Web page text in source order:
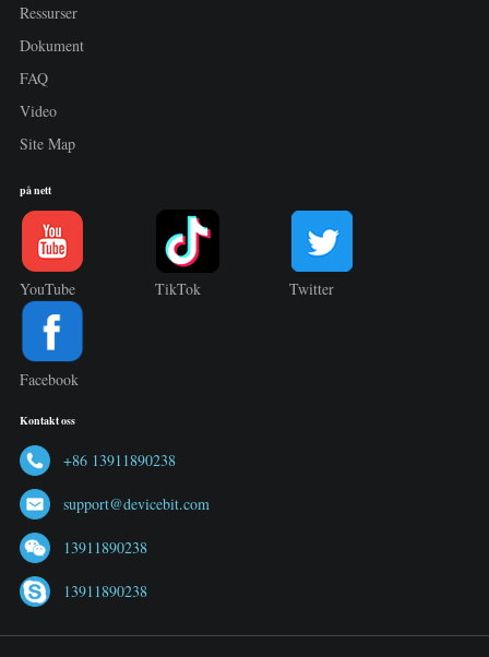
Ressurser
Dokument
FAQ
Video
Site Map
på nett
YouTube TikTok Twitter
Facebook
Kontakt oss
+86 13911890238
support@devicebit.com
13911890238
13911890238